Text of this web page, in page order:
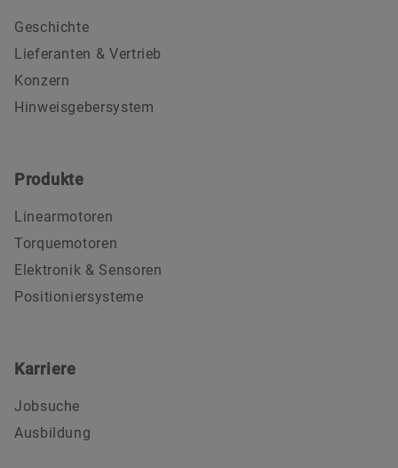
Geschichte
Lieferanten & Vertrieb
Konzern
Hinweisgebersystem
Produkte
Linearmotoren
Torquemotoren
Elektronik & Sensoren
Positioniersysteme
Karriere
Jobsuche
Ausbildung